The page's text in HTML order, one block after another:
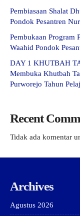
Pembiasaan Shalat
Pondok Pesantren
Pembukaan Program
Waahid Pondok
DAY 1 KHUTBAH
Membuka Khutbah
Purworejo Tahun
Recent
Tidak ada komentar
Archives
Agustus 2026